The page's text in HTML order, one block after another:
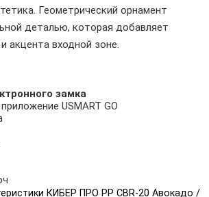
Геометрический орнамент
деталью, которая добавляет
акцента входной зоне.
замка
USMART GO
КИБЕР ПРО PP CBR-20 Авокадо /